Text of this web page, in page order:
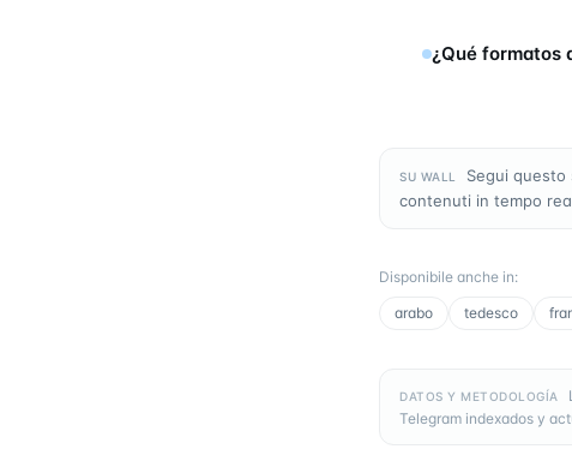
¿Qué formatos
SU WALL
Segui questo
contenuti in tempo
Disponibile anche in:
arabo
tedesco
DATOS Y METODOLOGÍA
Telegram indexados y